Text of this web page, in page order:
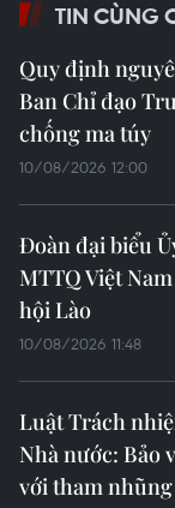
TIN CÙNG
Quy định
Ban Chỉ đạo
chống ma túy
10/08/2026 12:00
Đoàn đại biểu
MTTQ Việt
hội Lào
10/08/2026 11:48
Luật Trách
Nhà nước: Bảo
với tham nhũng